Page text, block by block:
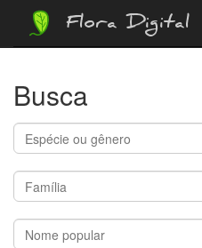
Flora Digital
Busca